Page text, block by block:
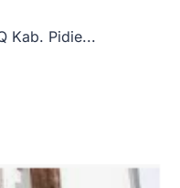
Kab. Pidie...